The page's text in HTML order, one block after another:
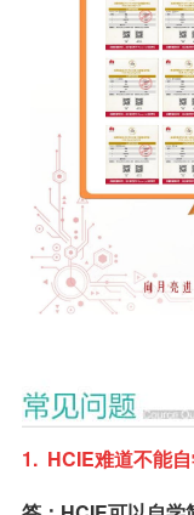
1. HCIE难道不能